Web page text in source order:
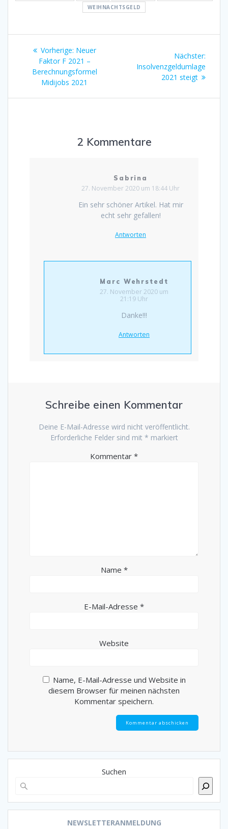
WEIHNACHTSGELD
Beitragsnavigation
Vorherige: Vorheriger
Beitrag:
Neuer
Faktor F 2021 –
Berechnungsformel
Midijobs 2021
Nächster:
Insolvenzgeldumlage
2021 steigt
2 Kommentare
Sabrina
27. November 2020 um 18:44 Uhr
Ein sehr schöner Artikel. Hat mir
echt sehr gefallen!
Antworten
Marc Wehrstedt
27. November 2020 um
21:19 Uhr
Danke!!!
Antworten
Schreibe einen Kommentar
Deine E-Mail-Adresse wird nicht veröffentlicht.
Erforderliche Felder sind mit * markiert
Kommentar *
Name *
E-Mail-Adresse *
Website
Name, E-Mail-Adresse und Website in
diesem Browser für meinen nächsten
Kommentar speichern.
Suchen
NEWSLETTERANMELDUNG